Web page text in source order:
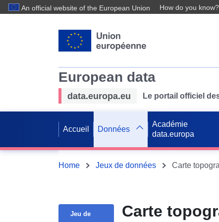
An official website of the European Union How do you know?
European data
data.europa.eu Le portail officiel
Accueil Données
Académie
data.europa
Home Jeux de données
Jeu de
Carte